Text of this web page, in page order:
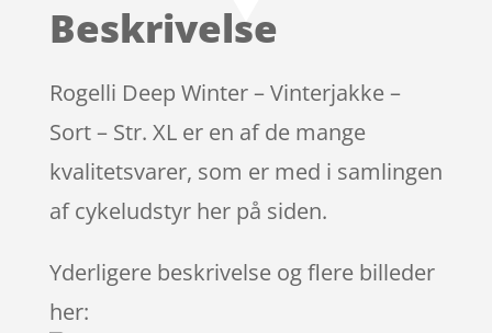
Beskrivelse
Rogelli Deep Winter – Vinterjakke –
Sort – Str. XL er en af de mange
kvalitetsvarer, som er med i samlingen
af cykeludstyr her på siden.
Yderligere beskrivelse og flere billeder
her: